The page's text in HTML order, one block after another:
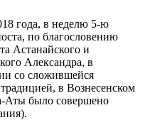
года, в неделю 5-ю
по благословению
Астанайского и
Александра, в
со сложившейся
в Вознесенском
Аты было совершено